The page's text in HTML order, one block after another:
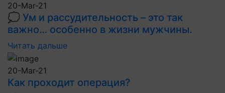
20-Mar-21
💭 Ум и рассудительность – это так
важно… особенно в жизни мужчины.
Читать дальше
20-Mar-21
Как проходит операция?